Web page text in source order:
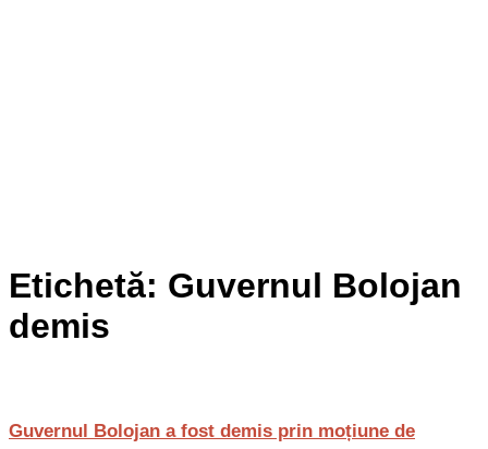
Etichetă: Guvernul Bolojan
demis
Guvernul Bolojan a fost demis prin moțiune de